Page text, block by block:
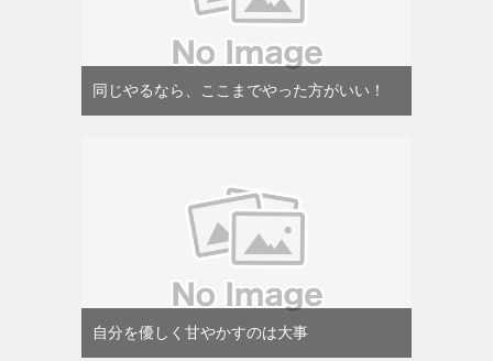
同じやるなら、ここまでやった方がいい！
自分を優しく甘やかすのは大事